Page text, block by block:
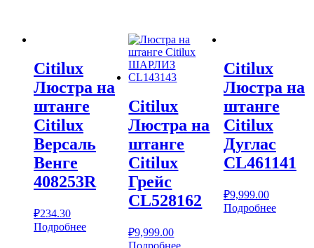
Citilux
Люстра на
штанге
Citilux
Версаль
Венге
408253R
₽234.30
Подробнее
Citilux
Люстра на
штанге
Citilux
Грейс
CL528162
₽9,999.00
Citilux
Люстра на
штанге
Citilux
Дуглас
CL461141
₽9,999.00
Подробнее